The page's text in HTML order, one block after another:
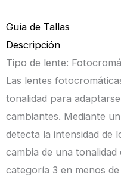
Guía de Tallas
Descripción
Tipo de lente:
Las lentes
tonalidad para
cambiantes. Mediante
detecta la intensidad de
cambia de una
categoría 3 en menos